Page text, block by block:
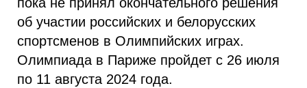
об участии российских и белорусских
спортсменов в Олимпийских играх.
Олимпиада в Париже пройдет с 26 июля
по 11 августа 2024 года.